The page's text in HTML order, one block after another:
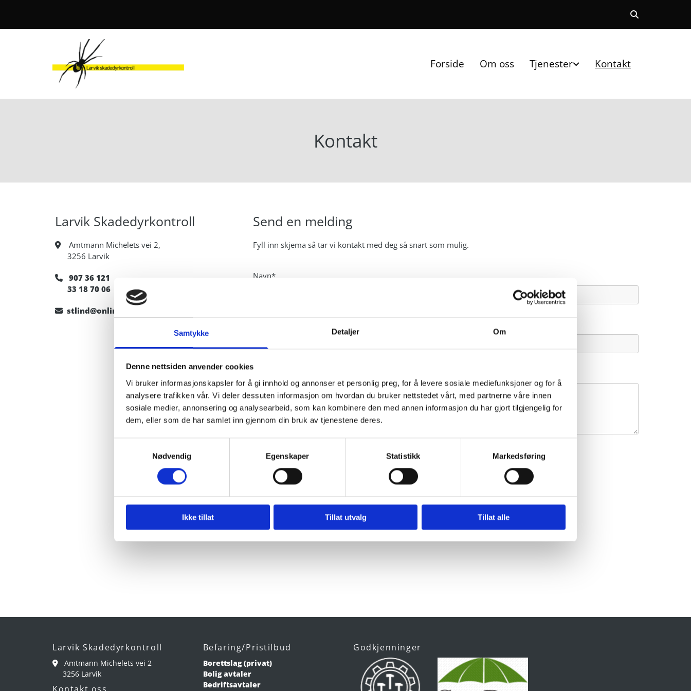
Samtykke Detaljer Om
Denne nettsiden anvender cookies
Vi bruker informasjonskapsler for å gi innhold og annonser et personlig preg, for å levere sosiale mediefunksjoner og for å
analysere trafikken vår. Vi deler dessuten informasjon om hvordan du bruker nettstedet vårt, med partnerne våre innen
sosiale medier, annonsering og analysearbeid, som kan kombinere den med annen informasjon du har gjort tilgjengelig for
dem, eller som de har samlet inn gjennom din bruk av tjenestene deres.
Nødvendig
Egenskaper Statistikk Markedsføring
Ikke tillat Tillat utvalg Tillat alle
Forside Om oss Tjenester Kontakt
Kontakt
Larvik Skadedyrkontroll
Amtmann Michelets vei 2,
3256 Larvik

907 36 121
33 18 70 06
 stlind@online.no
Send en melding
Fyll inn skjema så tar vi kontakt med deg så snart som mulig.
Navn*
Larvik Skadedyrkontroll

Amtmann Michelets vei 2
3256 Larvik
Befaring/Pristilbud
Borettslag (privat)
Bolig avtaler
Bedriftsavtaler
Godkjenninger